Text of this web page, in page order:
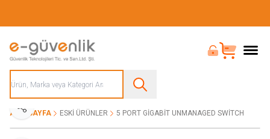
Bayi Girişi
Sepet
ANA SAYFA ESKİ ÜRÜNLER 5 PORT GIGABIT UNMANAGED SWITCH
Paylaş